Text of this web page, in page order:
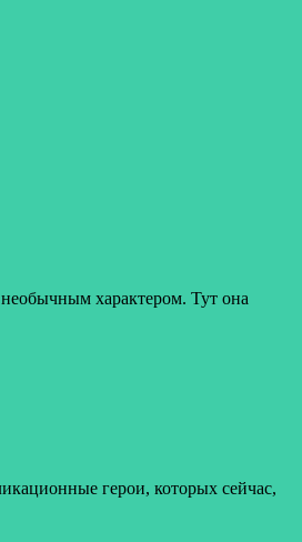
необычным характером. Тут она
герои, которых сейчас,